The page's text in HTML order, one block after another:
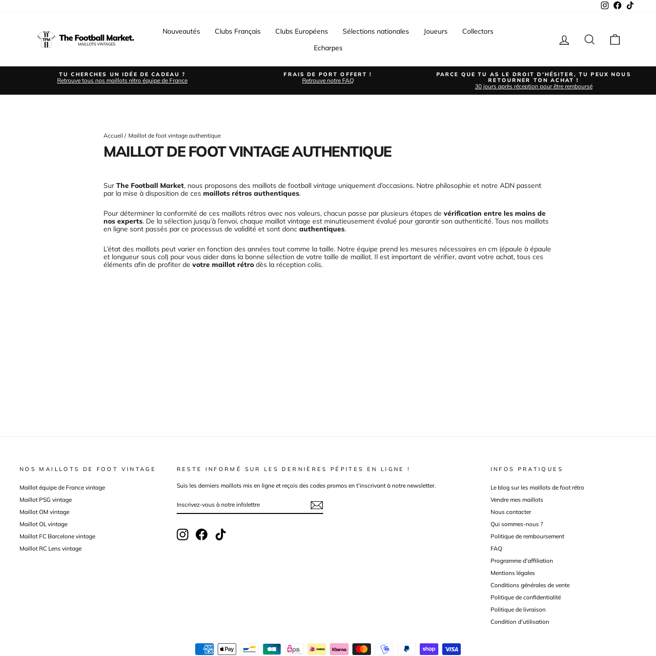
InstagramFacebook
Nouveautés Clubs Français Clubs Européens Sélections nationales Joueurs
Collectors
Echarpes
Se connecterRechercher
Diaporama
Pause
TU CHERCHES UN IDÉE DE CADEAU ?
Retrouve tous nos maillots rétro équipe de France
FRAIS DE PORT OFFERT !
Retrouve notre FAQ
PARCE QUE TU AS LE DROIT D'HÉSITER, TU PEUX NOUS
RETOURNER TON ACHAT !
30 jours après réception pour être remboursé
Accueil / Maillot de foot vintage authentique
MAILLOT DE FOOT VINTAGE AUTHENTIQUE
Sur The Football Market, nous proposons des maillots de football vintage uniquement d’occasions. Notre philosophie et notre ADN passent
par la mise à disposition de ces maillots rétros authentiques.
Pour déterminer la conformité de ces maillots rétros avec nos valeurs, chacun passe par plusieurs étapes de vérification entre les mains de
nos experts. De la sélection jusqu’à l’envoi, chaque maillot vintage est minutieusement évalué pour garantir son authenticité. Tous nos maillots
en ligne sont passés par ce processus de validité et sont donc authentiques.
L’état des maillots peut varier en fonction des années tout comme la taille. Notre équipe prend les mesures nécessaires en cm (épaule à épaule
et longueur sous col) pour vous aider dans la bonne sélection de votre taille de maillot. Il est important de vérifier, avant votre achat, tous ces
éléments afin de profiter de votre maillot rétro dès la réception colis.
NOS MAILLOTS DE FOOT VINTAGE
Maillot équipe de France vintage
Maillot PSG vintage
Maillot OM vintage
Maillot OL vintage
Maillot FC Barcelone vintage
Maillot RC Lens vintage
RESTE INFORMÉ SUR LES DERNIÈRES PÉPITES EN LIGNE !
Suis les derniers maillots mis en ligne et reçois des codes promos en t'inscrivant à notre newsletter.
VOUS
NOTRE
InstagramFacebook
INFOS PRATIQUES
Le blog sur les maillots de foot rétro
Vendre mes maillots
Nous contacter
Qui sommes-nous ?
Politique de remboursement
FAQ
Programme d'affiliation
Mentions légales
Conditions générales de vente
Politique de confidentialité
Politique de livraison
Condition d'utilisation